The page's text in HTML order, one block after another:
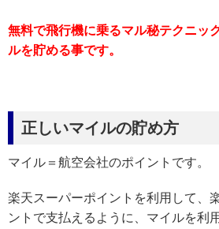
無料で飛行機に乗るマル秘テクニッ
ルを貯める事です。
正しいマイルの貯め方
マイル＝航空会社のポイントです。
楽天スーパーポイントを利用して、
ントで支払えるように、マイルを利